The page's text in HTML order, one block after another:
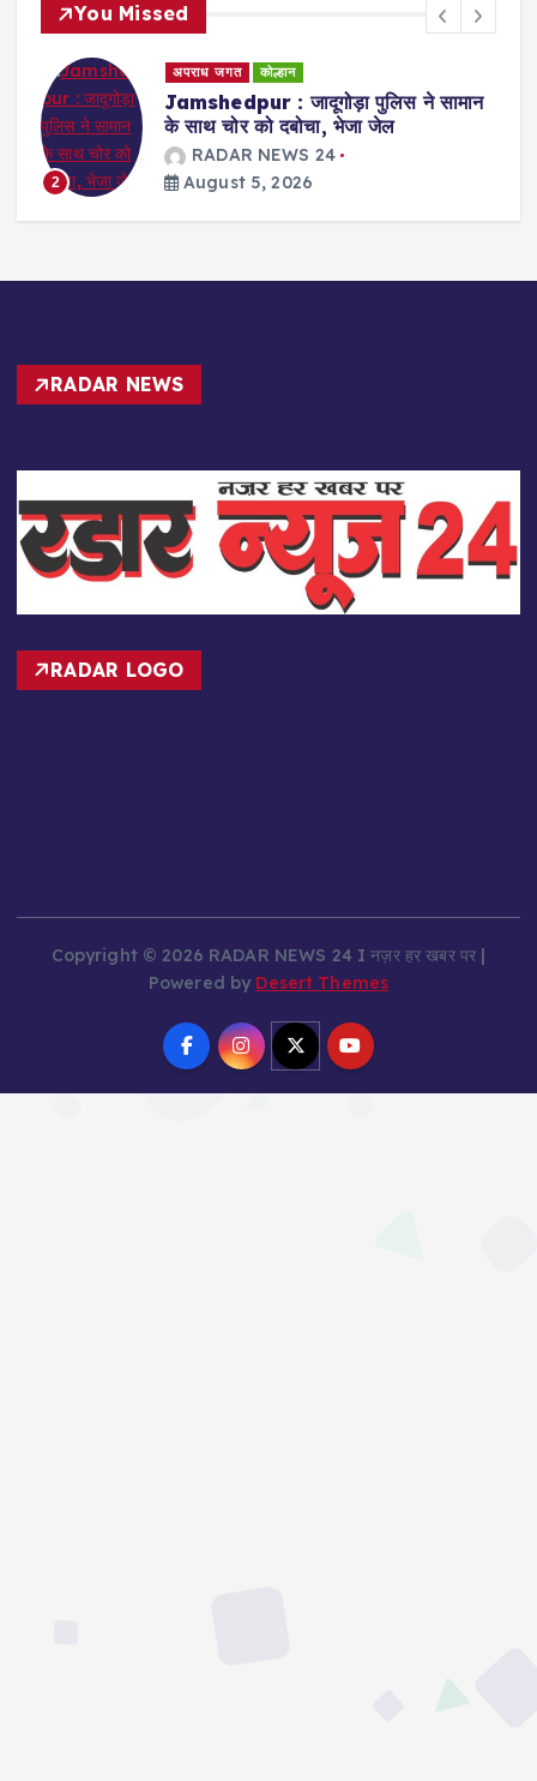
You Missed
2
अपराध जगत कोल्हान
Jamshedpur : जादूगोड़ा पुलिस ने सामान
के साथ चोर को दबोचा, भेजा जेल
RADAR NEWS 24
August 5, 2026
RADAR NEWS
RADAR LOGO
Copyright © 2026 RADAR NEWS 24 I नज़र हर खबर पर |
Powered by Desert Themes